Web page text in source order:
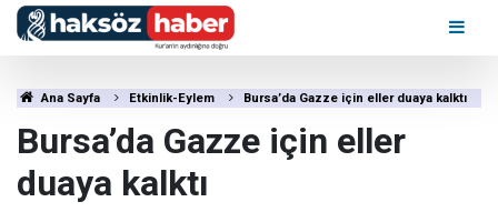
Ana Sayfa Etkinlik-Eylem Bursa’da Gazze için eller duaya kalktı
Bursa’da Gazze için eller
duaya kalktı